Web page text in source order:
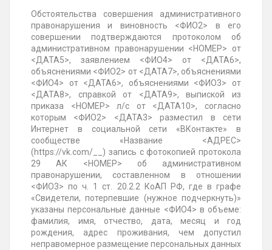
Обстоятельства совершения административного
правонарушения и виновность <ФИО2> в его
совершении подтверждаются протоколом об
административном правонарушении <НОМЕР> от
<ДАТА5>, заявлением <ФИО4> от <ДАТА6>,
объяснениями <ФИО2> от <ДАТА7>, объяснениями
<ФИО4> от <ДАТА6>, объяснениями <ФИО3> от
<ДАТА8>, справкой от <ДАТА9>, выпиской из
приказа <НОМЕР> л/с от <ДАТА10>, согласно
которым <ФИО2> <ДАТА3> разместил в сети
Интернет в социальной сети «ВКонтакте» в
сообществе «Название <АДРЕС>
(https://vk.com/__) запись с фотокопией протокола
29 АК <НОМЕР> об административном
правонарушении, составленном в отношении
<ФИО3> по ч. 1 ст. 20.2.2 КоАП РФ, где в графе
«Свидетели, потерпевшие (нужное подчеркнуть)»
указаны персональные данные <ФИО4> в объеме:
фамилия, имя, отчество, дата, месяц и год
рождения, адрес проживания, чем допустил
неправомерное размещение персональных данных